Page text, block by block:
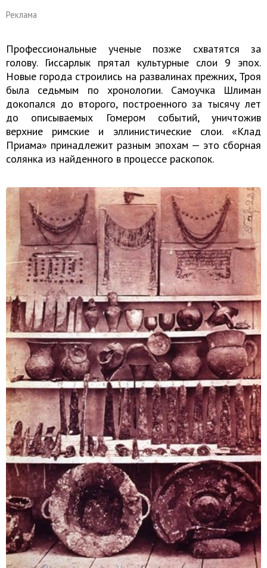
Реклама
Профессиональные ученые позже схватятся за
голову. Гиссарлык прятал культурные слои 9 эпох.
Новые города строились на развалинах прежних, Троя
была седьмым по хронологии. Самоучка Шлиман
докопался до второго, построенного за тысячу лет
до описываемых Гомером событий, уничтожив
верхние римские и эллинистические слои. «Клад
Приама» принадлежит разным эпохам — это сборная
солянка из найденного в процессе раскопок.